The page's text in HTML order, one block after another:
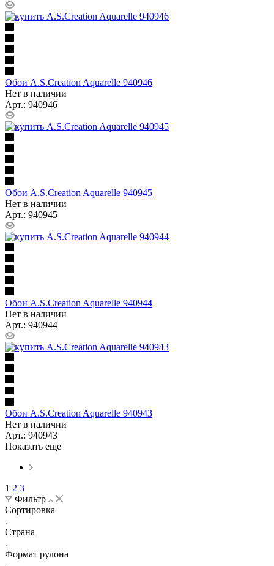
Обои A.S.Creation Aquarelle 940946
Нет в наличии
Арт.: 940946
Обои A.S.Creation Aquarelle 940945
Нет в наличии
Арт.: 940945
Обои A.S.Creation Aquarelle 940944
Нет в наличии
Арт.: 940944
Обои A.S.Creation Aquarelle 940943
Нет в наличии
Арт.: 940943
Показать еще
1 2 3
Фильтр
Сортировка
Страна
Формат рулона